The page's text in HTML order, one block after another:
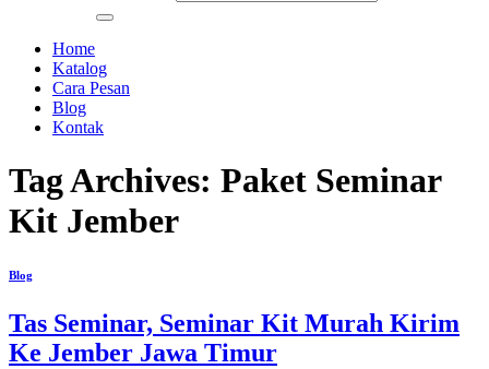
Home
Katalog
Cara Pesan
Blog
Kontak
Tag Archives: Paket Seminar
Kit Jember
Blog
Tas Seminar, Seminar Kit Murah Kirim
Ke Jember Jawa Timur